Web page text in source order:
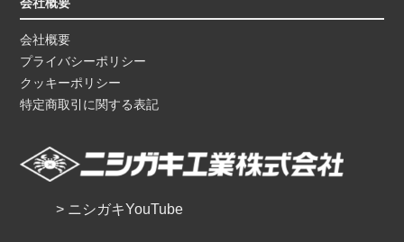
会社概要
プライバシーポリシー
クッキーポリシー
特定商取引に関する表記
> ニシガキYouTube